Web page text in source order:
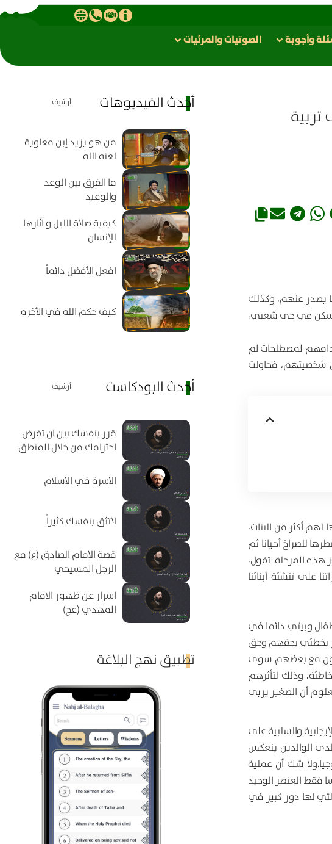
وأجوبة الصوتیات والمرئیات
كل ما يصدر عنهم، وكذلك
“أسكن في حي شعبي،
لمصطلحات لم
شخصيتهم، فحاولت
لهم أكثر من البنات،
للصراخ أحيانا ثم
هذه المرحلة. تقول،
على تنشئة أبنائنا
أطفال وبيتي دائما في
بخطئي بحقهم وحق
مع بعضهم سوى
وذلك لتأثرهم
أن الصغير يربى
والسلبية على
لدى الوالدين ينعكس
شك أن عملية
فقط العنصر الوحيد
لها دور كبير في
أحدث الفيديوهات أرشيف
من هو يزيد إبن معاوية
لعنه الله
ما الفرق بين الوعد
والوعيد
كيفية صلاة الليل و آثارها
للإنسان
افعل الأفضل دائماً
كيف حكم الله في الأخرة
أحدث البودكاست أرشيف
قرر بنفسك بين ان تفرض
احترامك من خلال المنطق
الاسرة في الاسلام
لاتثق بنفسك كثيراً
قصة الامام الصادق (ع) مع
الرجل المسيحي
اسرار عن ظهور الامام
المهدي (عج)
تطبيق نهج البلاغة